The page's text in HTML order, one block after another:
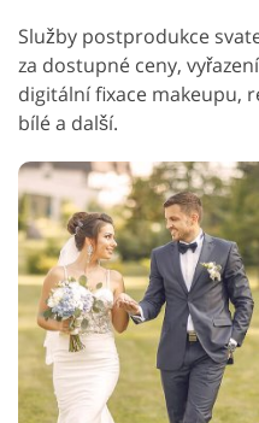
Služby postprodukce
za dostupné ceny,
digitální fixace makeupu,
bílé a další.